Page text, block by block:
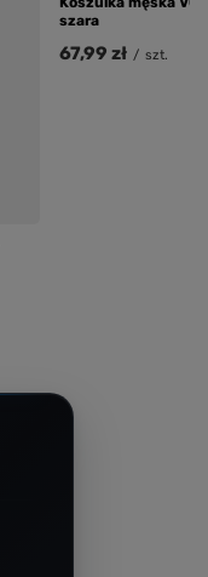
szara
67,99 zł / szt.